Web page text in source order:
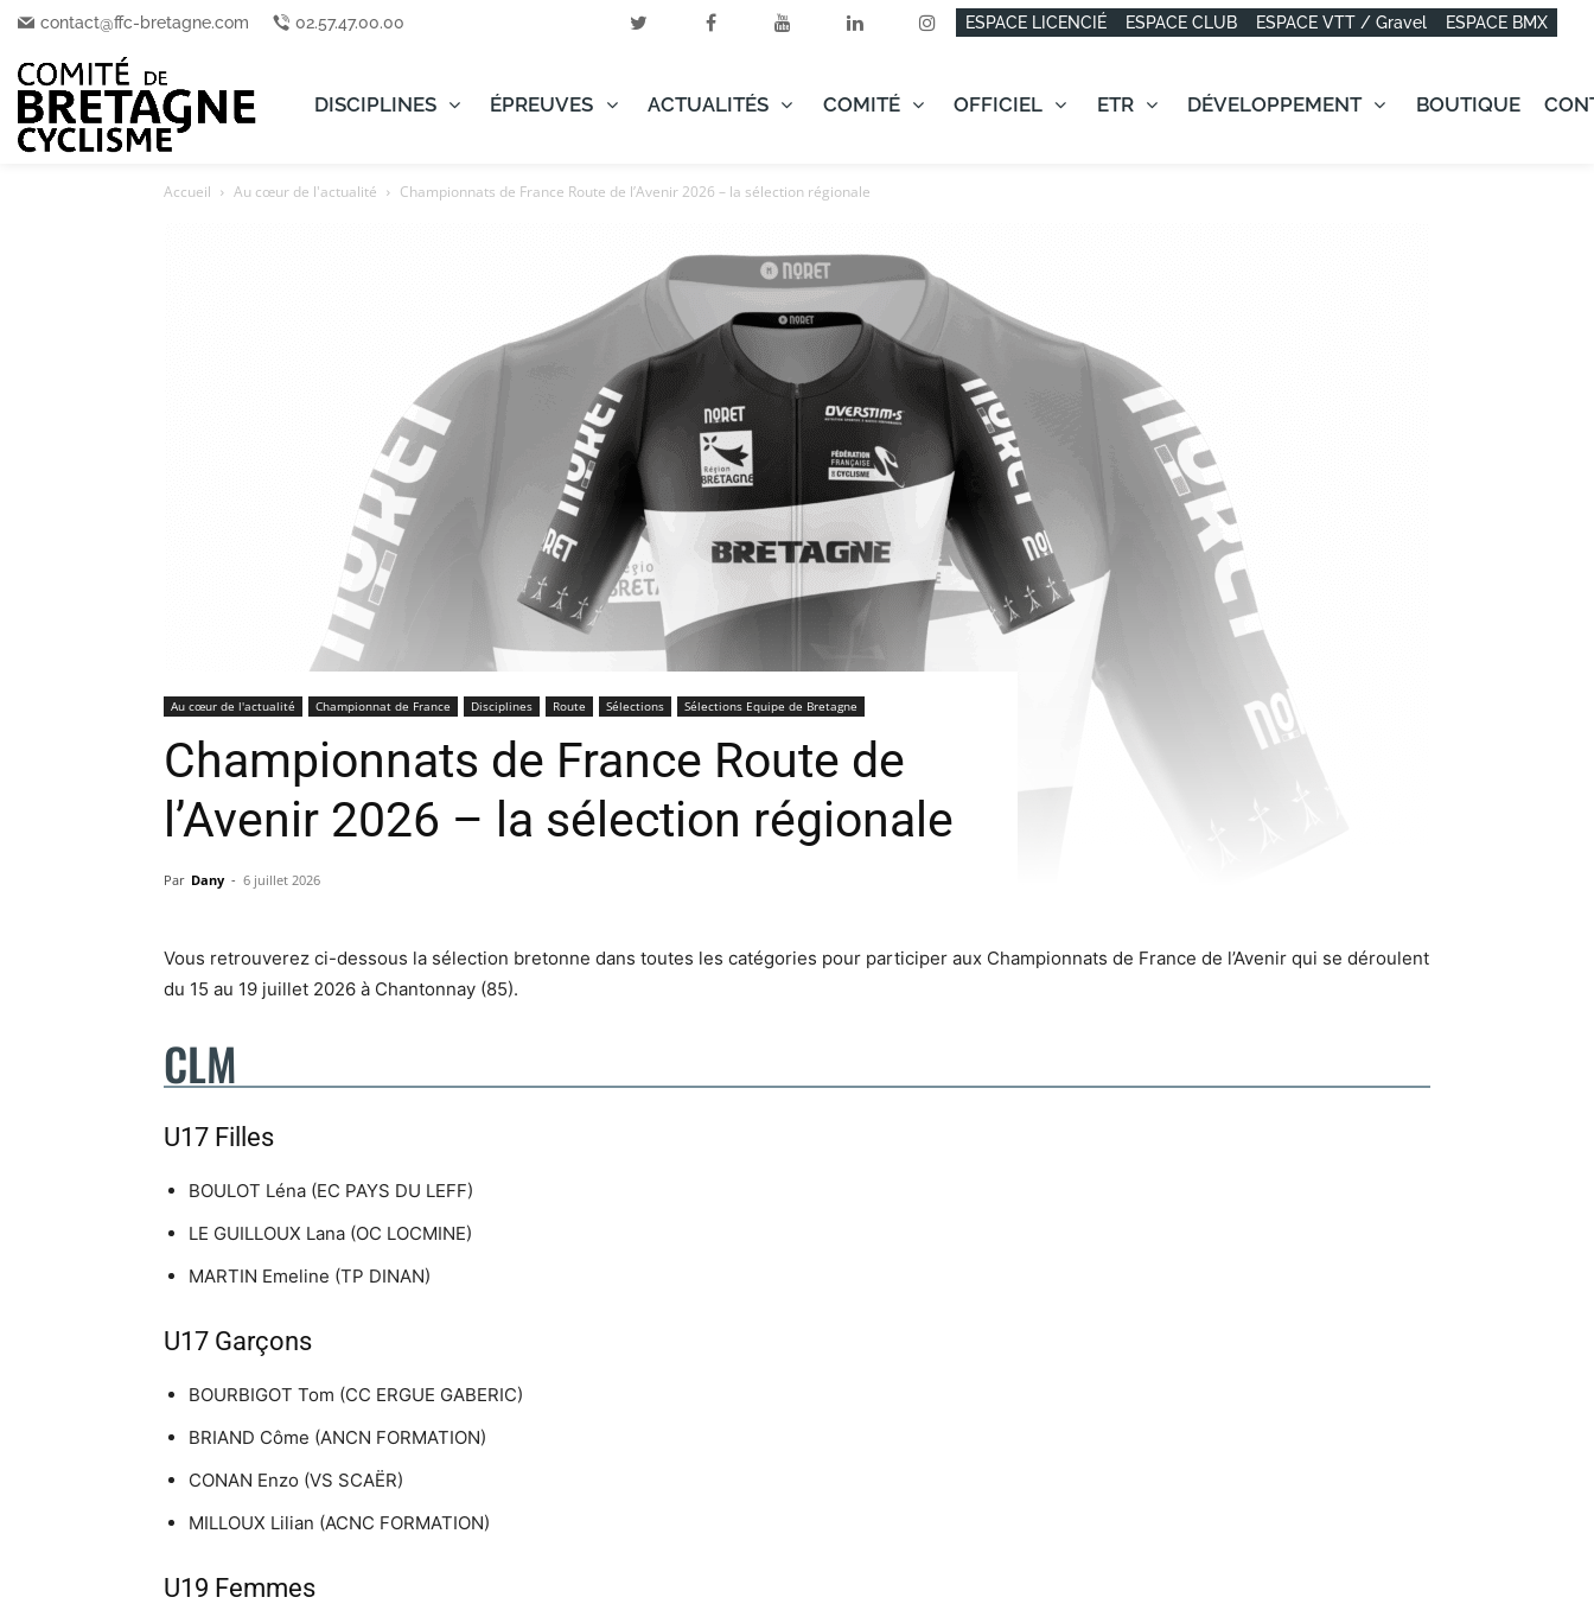
contact@ffc-bretagne.com 02.57.47.00.00 ESPACE LICENCIÉ ESPACE CLUB ESPACE VTT / Gravel ESPACE BMX
DISCIPLINES ÉPREUVES ACTUALITÉS COMITÉ OFFICIEL ETR DÉVELOPPEMENT BOUTIQUE
Accueil Au cœur de l'actualité Championnats de France Route de l’Avenir 2026 – la sélection régionale
Au cœur de l'actualité Championnat de France Disciplines Route Sélections Sélections Equipe de Bretagne
Championnats de France Route de
l’Avenir 2026 – la sélection régionale
Par Dany - 6 juillet 2026
Vous retrouverez ci-dessous la sélection bretonne dans toutes les catégories pour participer aux Championnats de France de l’Avenir qui se déroulent
du 15 au 19 juillet 2026 à Chantonnay (85).
CLM
U17 Filles
BOULOT Léna (EC PAYS DU LEFF)
LE GUILLOUX Lana (OC LOCMINE)
MARTIN Emeline (TP DINAN)
U17 Garçons
BOURBIGOT Tom (CC ERGUE GABERIC)
BRIAND Côme (ANCN FORMATION)
CONAN Enzo (VS SCAËR)
MILLOUX Lilian (ACNC FORMATION)
U19 Femmes